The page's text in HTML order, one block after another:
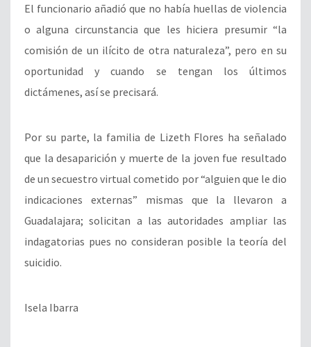
El funcionario añadió que no había huellas de violencia
o alguna circunstancia que les hiciera presumir “la
comisión de un ilícito de otra naturaleza”, pero en su
oportunidad y cuando se tengan los últimos
dictámenes, así se precisará.
Por su parte, la familia de Lizeth Flores ha señalado
que la desaparición y muerte de la joven fue resultado
de un secuestro virtual cometido por “alguien que le dio
indicaciones externas” mismas que la llevaron a
Guadalajara; solicitan a las autoridades ampliar las
indagatorias pues no consideran posible la teoría del
suicidio.
Isela Ibarra